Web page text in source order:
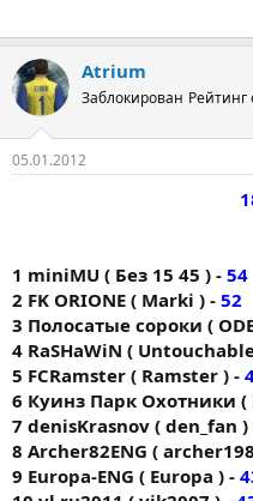
Atrium
Заблокирован Рейтинг
05.01.2012
1 miniMU ( Без 15 45 ) - 54
2 FK ORIONE ( Markі ) - 52
3 Полосатые сороки (
4 RaSHaWiN (
5 FCRamster ( Ramster ) -
6 Куинз Парк Охотники
7 denisKrasnov ( den_fan )
8 Archer82ENG (
9 Europa-ENG ( Europa ) -